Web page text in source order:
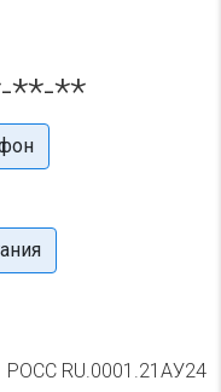
**-**
РОСС RU.0001.21АУ24